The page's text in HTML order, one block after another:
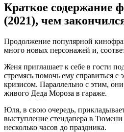
Краткое содержание
(2021), чем
Продолжение популярной
много новых персонажей и,
Женя приглашает к себе в гости
стремясь помочь ему справиться с
кризисом. Параллельно с этим,
живого Деда Мороза в гараже.
Юля, в свою очередь,
выступление стендапера в Тюмени
несколько часов до праздника.